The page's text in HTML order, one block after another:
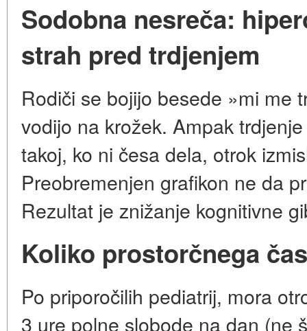
Sodobna nesreča:
strah pred trdjenjem
Rodiči se bojijo besede »mi me
vodijo na krožek. Ampak
takoj, ko ni česa dela, otrok
Preobremenjen grafikon ne da
Rezultat je znižanje kognitivne
Koliko prostorčnega
Po priporočilih pediatrij, mora
3 ure polne slobode na dan (ne